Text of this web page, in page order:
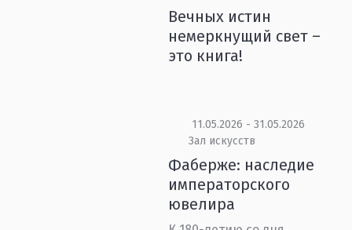
Вечных истин
немеркнущий свет –
это книга!
11.05.2026 - 31.05.2026
Зал искусств
Фаберже: наследие
императорского
ювелира